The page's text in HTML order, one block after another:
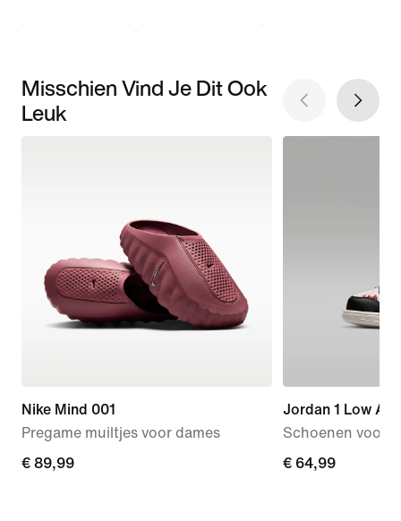
Misschien Vind Je Dit Ook
Leuk
Nike Mind 001
Pregame muiltjes voor dames
€ 89,99
€ 89,99
Jordan 1 Low Alt
Schoenen voor
€ 64,99
€ 64,99